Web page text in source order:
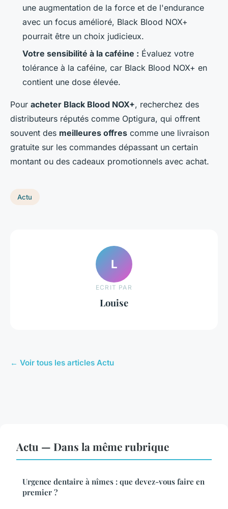
une augmentation de la force et de l'endurance
avec un focus amélioré, Black Blood NOX+
pourrait être un choix judicieux.
Votre sensibilité à la caféine : Évaluez votre
tolérance à la caféine, car Black Blood NOX+ en
contient une dose élevée.
Pour acheter Black Blood NOX+, recherchez des
distributeurs réputés comme Optigura, qui offrent
souvent des meilleures offres comme une livraison
gratuite sur les commandes dépassant un certain
montant ou des cadeaux promotionnels avec achat.
Actu
L
ECRIT PAR
Louise
← Voir tous les articles Actu
Actu — Dans la même rubrique
Urgence dentaire à nîmes : que devez-vous faire en
premier ?